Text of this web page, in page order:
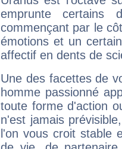
emprunte
commençant par le
émotions et un
affectif en dents de
Une des facettes de
homme passionné
toute forme d'action
n'est jamais
l'on vous croit stable